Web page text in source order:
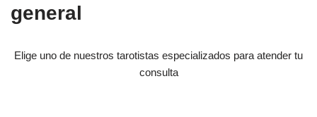
general
Elige uno de nuestros tarotistas especializados para atender tu
consulta